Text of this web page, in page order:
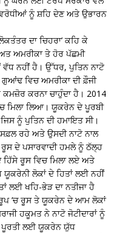
ਨੂੰ ਸ਼ਹਿ ਦੇਣ ਅਤੇ ਉਭਾਰਨ
ਦਾ ਚਿਹਰਾ’ ਕਹਿ ਕੇ
ਅਮਰੀਕਾ ਤੇ ਹੋਰ ਪੱਛਮੀ
ਨਹੀਂ ਹੈ। ਉੱਧਰ, ਪੁਤਿਨ ਨਾਟੋ
ਵਿਚ ਅਮਰੀਕਾ ਦੀ ਫ਼ੌਜੀ
ਕਰਨਾ ਚਾਹੁੰਦਾ ਹੈ। 2014
ਮਿਲਾ ਲਿਆ। ਯੂਕਰੇਨ ਦੇ ਪੂਰਬੀ
ਨੂੰ ਪੁਤਿਨ ਦੀ ਹਮਾਇਤ ਸੀ।
ਰਹੇ ਅਤੇ ਉਸਦੀ ਨਾਟੋ ਨਾਲ
ਰੂਸ ਦੇ ਪਸਾਰਵਾਦੀ ਹਮਲੇ ਨੂੰ ਠੱਲ੍ਹ
ਹਿੱਸੇ ਰੂਸ ਵਿਚ ਮਿਲਾ ਲਏ ਅਤੇ
ਲੋਕਾਂ ਦੇ ਹਿਤਾਂ ਲਈ ਨਹੀਂ
ਲਈ ਖਹਿ-ਭੇੜ ਦਾ ਨਤੀਜਾ ਹੈ
ਰੂਪ ’ਚ ਰੂਸ ਤੇ ਯੂਕਰੇਨ ਦੇ ਆਮ ਲੋਕਾਂ
ਹਕੂਮਤ ਨੇ ਨਾਟੋ ਜੋਟੀਦਾਰਾਂ ਨੂੰ
ਪੂਰਤੀ ਲਈ ਯੂਕਰੇਨ ਯੁੱਧ